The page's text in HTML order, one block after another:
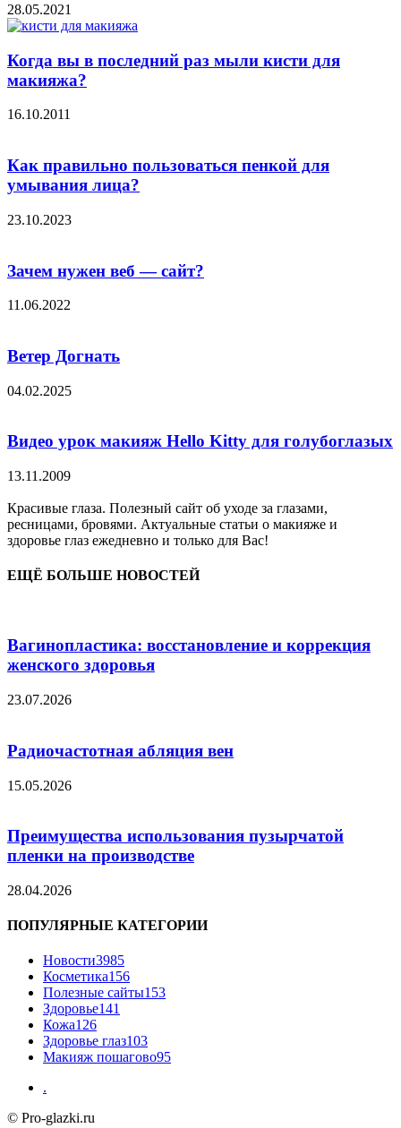
28.05.2021
Когда вы в последний раз мыли кисти для
макияжа?
16.10.2011
Как правильно пользоваться пенкой для
умывания лица?
23.10.2023
Зачем нужен веб — сайт?
11.06.2022
Ветер Догнать
04.02.2025
Видео урок макияж Hello Kitty для голубоглазых
13.11.2009
Красивые глаза. Полезный сайт об уходе за глазами,
ресницами, бровями. Актуальные статьи о макияже и
здоровье глаз ежедневно и только для Вас!
ЕЩЁ БОЛЬШЕ НОВОСТЕЙ
Вагинопластика: восстановление и коррекция
женского здоровья
23.07.2026
Радиочастотная абляция вен
15.05.2026
Преимущества использования пузырчатой
пленки на производстве
28.04.2026
ПОПУЛЯРНЫЕ КАТЕГОРИИ
Новости3985
Косметика156
Полезные сайты153
Здоровье141
Кожа126
Здоровье глаз103
Макияж пошагово95
.
© Pro-glazki.ru